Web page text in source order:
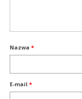
Nazwa *
E-mail *